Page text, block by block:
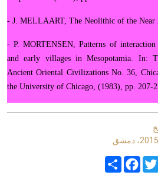
- J. MELLAART, The Neolithic of the Near
- P. MORTENSEN, Patterns of interaction
and early villages in Mesopotamia. In:
Ancient Oriental Civi­li­zations No. 36,
the University of Chicago, (1983), pp. 207-
Share
Facebook